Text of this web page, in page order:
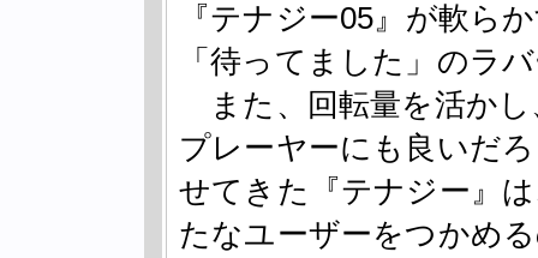
『テナジー05』が軟ら
「待ってました」のラ
また、回転量を活かし
プレーヤーにも良いだ
せてきた『テナジー』
たなユーザーをつかめ